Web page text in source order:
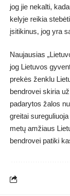
jog jie nekalti,
kelyje reikia
įsitikinus, jog yra
Naujausias
jog Lietuvos
prekės ženklu
bendrovei skiria
padarytos žalos
greitai
metų amžiaus
bendrovei patiki